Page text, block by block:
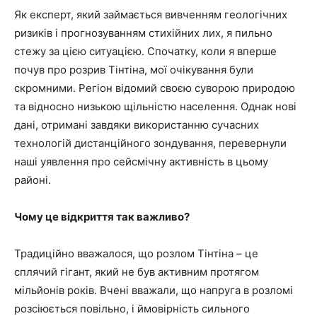
Як експерт, який займається вивченням геологічних
ризиків і прогнозуванням стихійних лих, я пильно
стежу за цією ситуацією. Спочатку, коли я вперше
почув про розрив Тінтіна, мої очікування були
скромними. Регіон відомий своєю суворою природою
та відносно низькою щільністю населення. Однак нові
дані, отримані завдяки використанню сучасних
технологій дистанційного зондування, перевернули
наші уявлення про сейсмічну активність в цьому
районі.
Чому це відкриття так важливо?
Традиційно вважалося, що розлом Тінтіна – це
сплячий гігант, який не був активним протягом
мільйонів років. Вчені вважали, що напруга в розломі
розсіюється повільно, і ймовірність сильного